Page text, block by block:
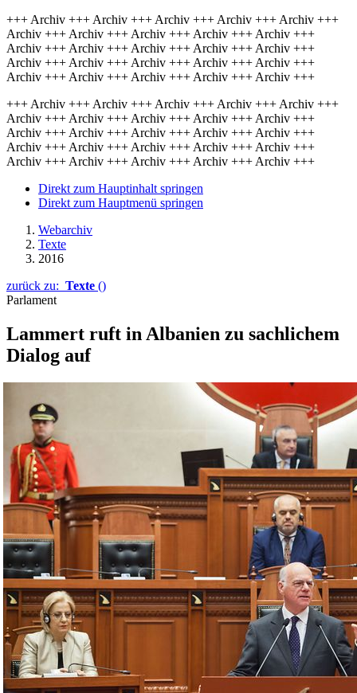
+++ Archiv +++ Archiv +++ Archiv +++ Archiv +++ Archiv +++
Archiv +++ Archiv +++ Archiv +++ Archiv +++ Archiv +++
Archiv +++ Archiv +++ Archiv +++ Archiv +++ Archiv +++
Archiv +++ Archiv +++ Archiv +++ Archiv +++ Archiv +++
Archiv +++ Archiv +++ Archiv +++ Archiv +++ Archiv +++
+++ Archiv +++ Archiv +++ Archiv +++ Archiv +++ Archiv +++
Archiv +++ Archiv +++ Archiv +++ Archiv +++ Archiv +++
Archiv +++ Archiv +++ Archiv +++ Archiv +++ Archiv +++
Archiv +++ Archiv +++ Archiv +++ Archiv +++ Archiv +++
Archiv +++ Archiv +++ Archiv +++ Archiv +++ Archiv +++
Direkt zum Hauptinhalt springen
Direkt zum Hauptmenü springen
Webarchiv
Texte
2016
zurück zu: Texte ()
Parlament
Lammert ruft in Albanien zu sachlichem
Dialog auf